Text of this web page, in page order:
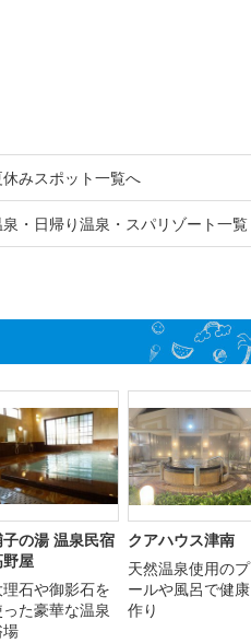
みスポット一覧へ
・日帰り温泉・スパリゾート一覧
の湯 温泉民宿
屋
理石や御影石を
た豪華な温泉
クアハウス津南
天然温泉使用のプ
ールや風呂で健康
作り